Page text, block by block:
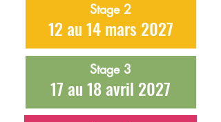
Stage 2
12 au 14 mars 2027
Stage 3
17 au 18 avril 2027